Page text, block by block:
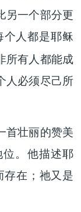
另一个部分更
个人都是耶稣
所有人都能成
人必须尽己所
首壮丽的赞美
。他描述耶
存在；祂又是